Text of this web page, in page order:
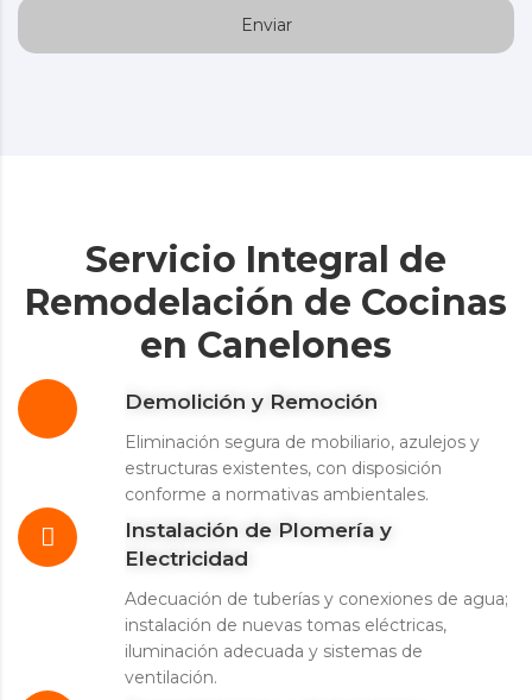
Servicio Integral de
Remodelación de Cocinas
en Canelones
Demolición y Remoción
Eliminación segura de mobiliario, azulejos y
estructuras existentes, con disposición
conforme a normativas ambientales.
Instalación de Plomería y
Electricidad
Adecuación de tuberías y conexiones de agua;
instalación de nuevas tomas eléctricas,
iluminación adecuada y sistemas de
ventilación.